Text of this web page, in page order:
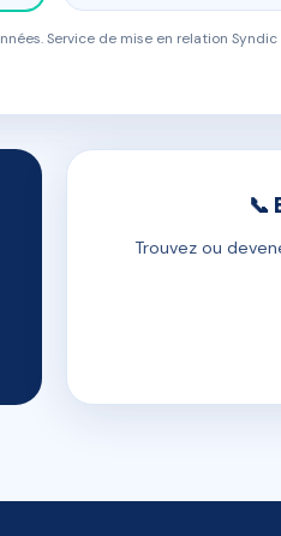
Service de mise en relation
📞
Trouvez ou